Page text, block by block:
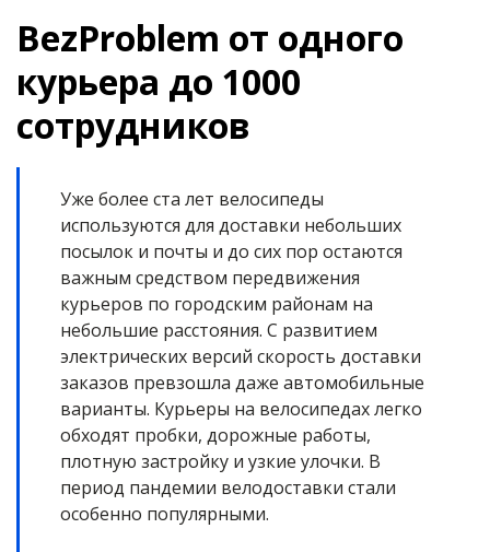
BezProblem от одного
курьера до 1000
сотрудников
Уже более ста лет велосипеды
используются для доставки небольших
посылок и почты и до сих пор остаются
важным средством передвижения
курьеров по городским районам на
небольшие расстояния. С развитием
электрических версий скорость доставки
заказов превзошла даже автомобильные
варианты. Курьеры на велосипедах легко
обходят пробки, дорожные работы,
плотную застройку и узкие улочки. В
период пандемии велодоставки стали
особенно популярными.